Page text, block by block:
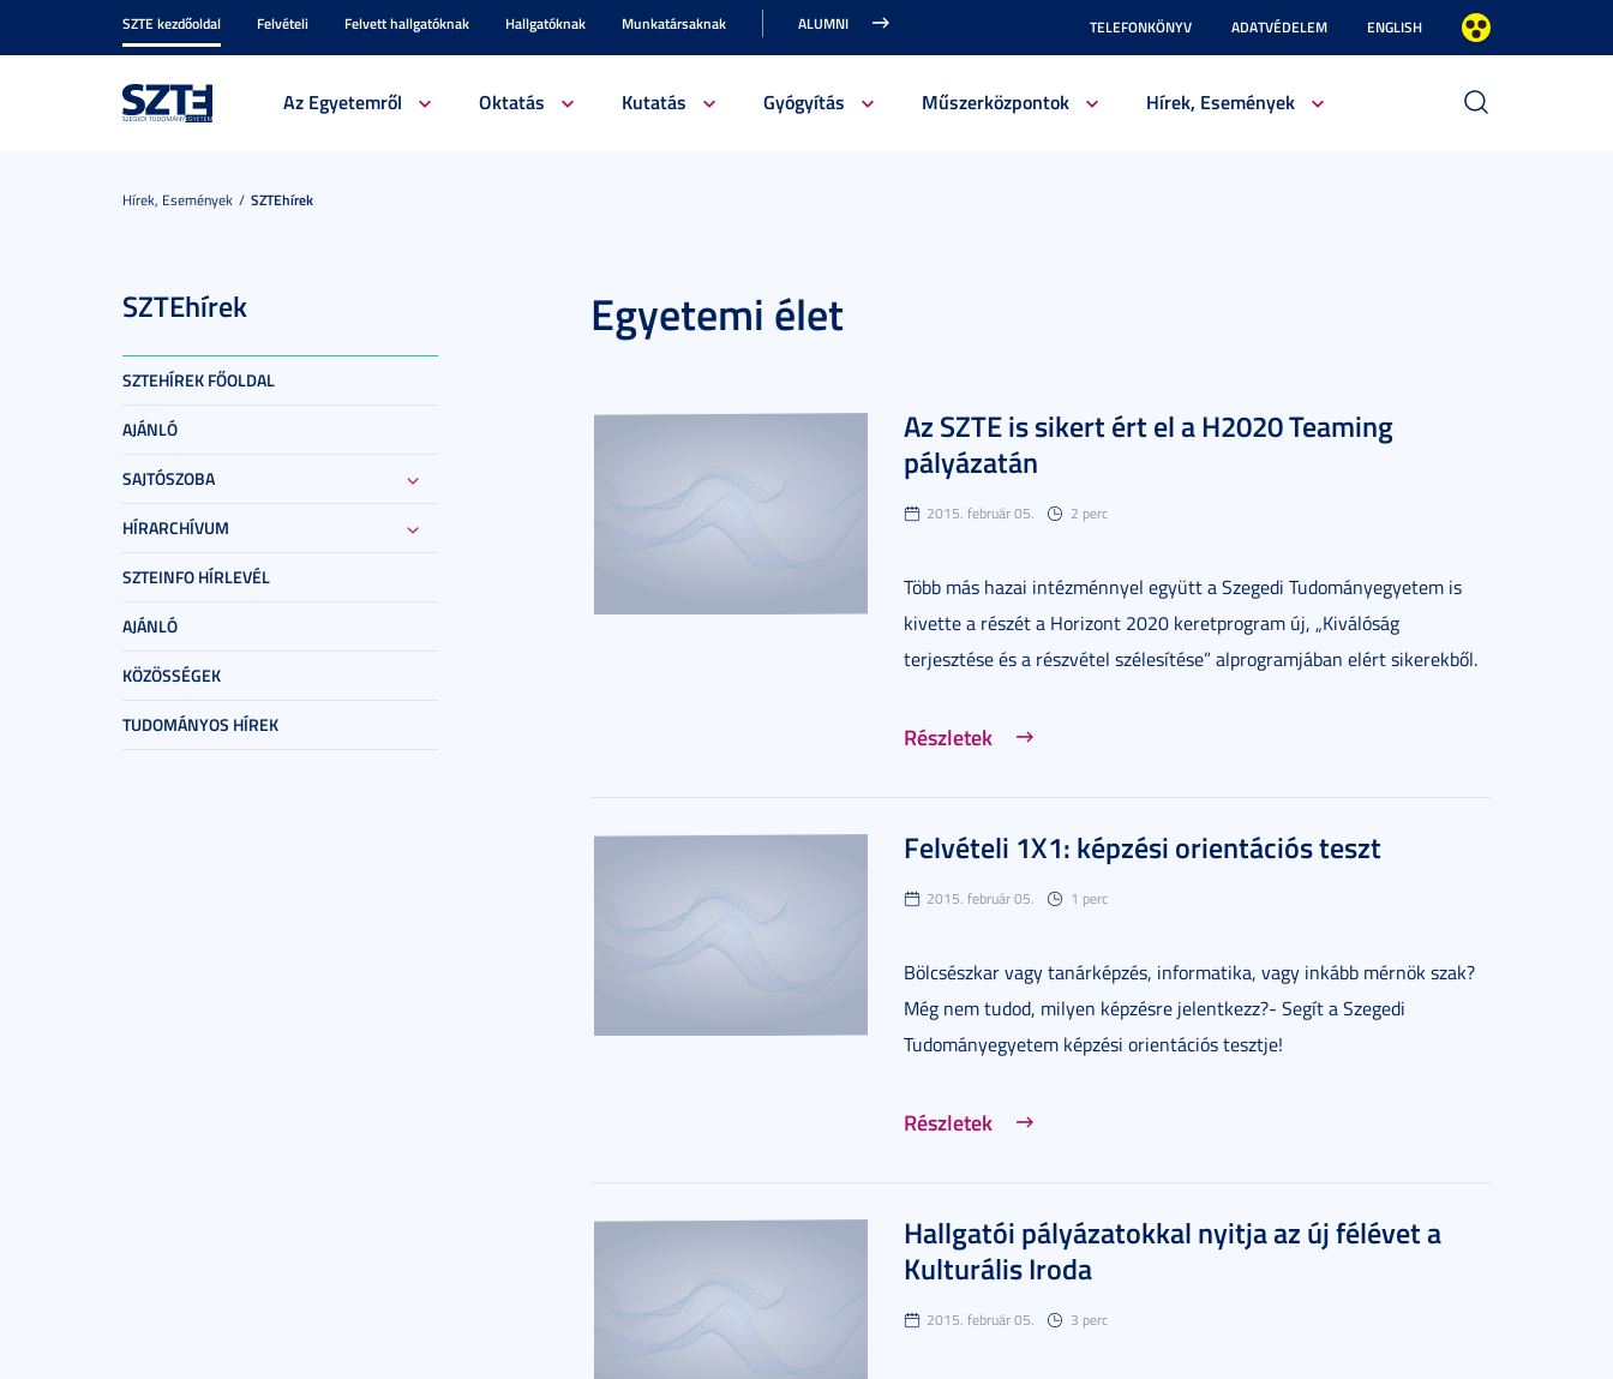
SZTE kezdőoldal Felvételi Felvett hallgatóknak Hallgatóknak Munkatársaknak ALUMNI TELEFONKÖNYV ADATVÉDELEM ENGLISH
Az Egyetemről Oktatás Kutatás Gyógyítás Műszerközpontok Hírek, Események
Hírek, Események SZTEhírek
SZTEhírek
SZTEHÍREK FŐOLDAL
AJÁNLÓ
SAJTÓSZOBA
HÍRARCHÍVUM
SZTEINFO HÍRLEVÉL
AJÁNLÓ
KÖZÖSSÉGEK
TUDOMÁNYOS HÍREK
Egyetemi élet
Az SZTE is sikert ért el a H2020 Teaming
pályázatán
2015. február 05. 2 perc
Több más hazai intézménnyel együtt a Szegedi Tudományegyetem is
kivette a részét a Horizont 2020 keretprogram új, „Kiválóság
terjesztése és a részvétel szélesítése” alprogramjában elért sikerekből.
Részletek
Felvételi 1X1: képzési orientációs teszt
2015. február 05. 1 perc
Bölcsészkar vagy tanárképzés, informatika, vagy inkább mérnök szak?
Még nem tudod, milyen képzésre jelentkezz?- Segít a Szegedi
Tudományegyetem képzési orientációs tesztje!
Részletek
Hallgatói pályázatokkal nyitja az új félévet a
Kulturális Iroda
2015. február 05. 3 perc